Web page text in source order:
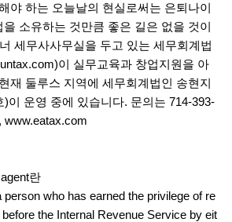
야 하는 오늘날의 현실로써는 은퇴나이
소유하는 것만큼 좋은 길은 없을 것이
세무사사무실을 두고 있는 세무회계법
)이 실무교육과 창업지원을 아
재 둘루스 지역에 세무회계법인 송현지
이 운영 중에 있습니다. 문의는 714-393-
www.eatax.com
란
person who has earned the privilege of re
the Internal Revenue Service by eit